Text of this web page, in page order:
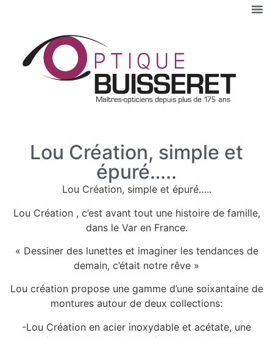
Lou Création, simple et
épuré…..
Lou Création, simple et épuré…..
Lou Création , c’est avant tout une histoire de famille,
dans le Var en France.
« Dessiner des lunettes et imaginer les tendances de
demain, c’était notre rêve »
Lou création propose une gamme d’une soixantaine de
montures autour de deux collections:
-Lou Création en acier inoxydable et acétate, une